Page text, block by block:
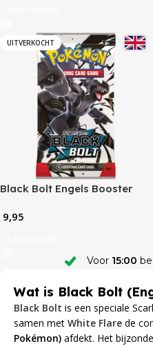
UITVERKOCHT
Black Bolt Engels Booster
9,95
Voor 15:00
Wat is Black Bolt
Black Bolt is een speciale
samen met White Flare de
Pokémon) afdekt. Het